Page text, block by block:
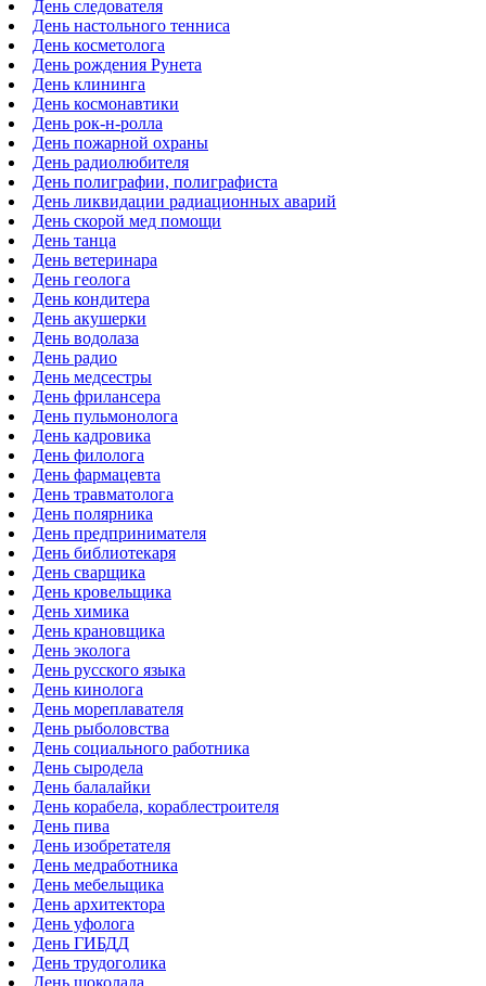
День следователя
День настольного тенниса
День косметолога
День рождения Рунета
День клининга
День космонавтики
День рок-н-ролла
День пожарной охраны
День радиолюбителя
День полиграфии, полиграфиста
День ликвидации радиационных аварий
День скорой мед помощи
День танца
День ветеринара
День геолога
День кондитера
День акушерки
День водолаза
День радио
День медсестры
День фрилансера
День пульмонолога
День кадровика
День филолога
День фармацевта
День травматолога
День полярника
День предпринимателя
День библиотекаря
День сварщика
День кровельщика
День химика
День крановщика
День эколога
День русского языка
День кинолога
День мореплавателя
День рыболовства
День социального работника
День сыродела
День балалайки
День корабела, кораблестроителя
День пива
День изобретателя
День медработника
День мебельщика
День архитектора
День уфолога
День ГИБДД
День трудоголика
День шоколада